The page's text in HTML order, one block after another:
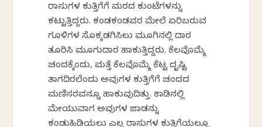
ರಾಸುಗಳ ಕುತ್ತಿಗೆಗೆ ಮರದ ಕುಂಟೆಗಳನ್ನು
ಕಟ್ಟುತ್ತಿದ್ದರು. ಕಂಡಕಂಡವರ ಮೇಲೆ ಏರಿಬರುವ
ಗೂಳಿಗಳ ಸೊಕ್ಕಡಗಿಸಿಲು ಮೂಗಿನಲ್ಲಿ ದಾರ
ತೂರಿಸಿ ಮೂಗುದಾರ ಹಾಕುತ್ತಿದ್ದರು. ಕೆಲವೊಮ್ಮೆ
ಚಂದಕ್ಕೆಂದು, ಮತ್ತೆ ಕೆಲವೊಮ್ಮೆ ಕೆಟ್ಟ ದೃಷ್ಟಿ
ತಾಗದಿರಲೆಂದು ಅವುಗಳ ಕುತ್ತಿಗೆಗೆ ಚಂದದ
ಮಣಿಸರವನ್ನೂ ಹಾಕುವುದಿತ್ತು. ಕಾಡಿನಲ್ಲಿ
ಮೇಯುವಾಗ ಅವುಗಳ ಜಾಡನ್ನು